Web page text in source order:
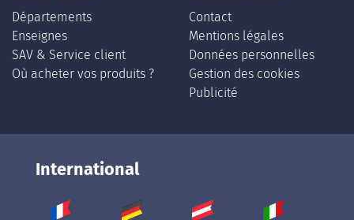
Départements
Enseignes
SAV & Service client
Où acheter vos produits ?
Contact
Mentions légales
Données personnelles
Gestion des cookies
Publicité
International